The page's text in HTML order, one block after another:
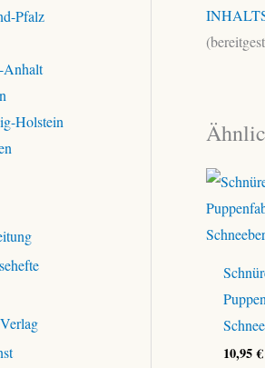
Pfalz
Anhalt
Holstein
10,95€